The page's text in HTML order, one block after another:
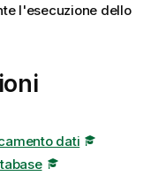
l'esecuzione dello
dati